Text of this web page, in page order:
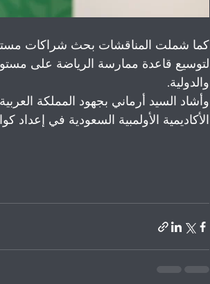
كما شملت المناقشات بحث شراكات
لتوسيع قاعدة ممارسة الرياضة على
والدولية.
وأشاد السيد أرماني بجهود المملكة
الأكاديمية الأولمبية السعودية في إعداد